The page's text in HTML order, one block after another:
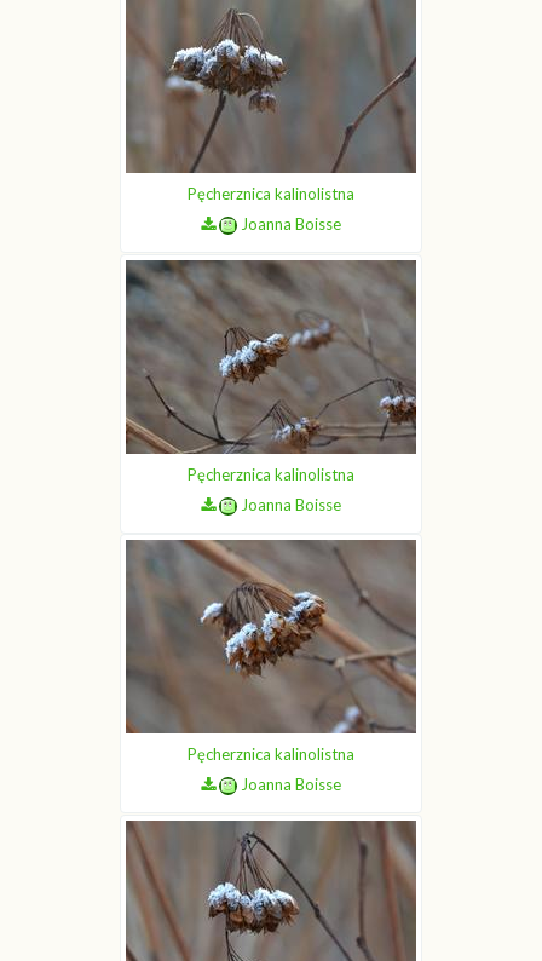
Joanna Boisse
Pęcherznica kalinolistna
Joanna Boisse
Pęcherznica kalinolistna
Joanna Boisse
Pęcherznica kalinolistna
Joanna Boisse